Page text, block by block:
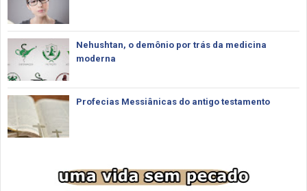
Nehushtan, o demônio por trás da medicina
moderna
Profecias Messiânicas do antigo testamento